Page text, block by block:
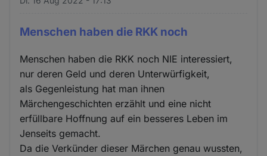
Menschen haben die RKK noch
Menschen haben die RKK noch NIE interessiert,
nur deren Geld und deren Unterwürfigkeit,
als Gegenleistung hat man ihnen
Märchengeschichten erzählt und eine nicht
erfüllbare Hoffnung auf ein besseres Leben im
Jenseits gemacht.
Da die Verkünder dieser Märchen genau wussten,